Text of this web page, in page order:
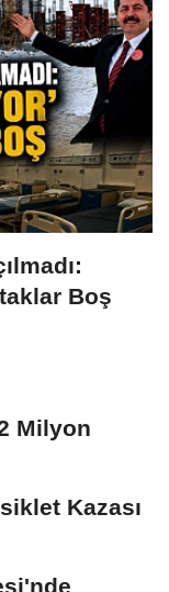
Boş
Milyon
Kazası